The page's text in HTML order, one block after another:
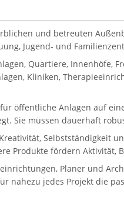
und betreuten
Jugend- und
Quartiere, Innenhöfe,
Kliniken,
öffentliche Anlagen auf
Sie müssen dauerhaft
Selbstständigkeit
Produkte fördern Aktivität,
Planer und
nahezu jedes Projekt die